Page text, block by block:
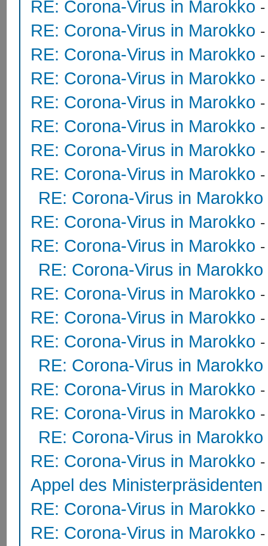
RE: Corona-Virus in Marokko
RE: Corona-Virus in Marokko
RE: Corona-Virus in Marokko
RE: Corona-Virus in Marokko
RE: Corona-Virus in Marokko
RE: Corona-Virus in Marokko
RE: Corona-Virus in Marokko
RE: Corona-Virus in Marokko
RE: Corona-Virus in Marokko
RE: Corona-Virus in Marokko
RE: Corona-Virus in Marokko
RE: Corona-Virus in Marokko
RE: Corona-Virus in Marokko
RE: Corona-Virus in Marokko
RE: Corona-Virus in Marokko
RE: Corona-Virus in Marokko
RE: Corona-Virus in Marokko
RE: Corona-Virus in Marokko
RE: Corona-Virus in Marokko
RE: Corona-Virus in Marokko
Appel des Ministerpräsidenten
RE: Corona-Virus in Marokko
RE: Corona-Virus in Marokko